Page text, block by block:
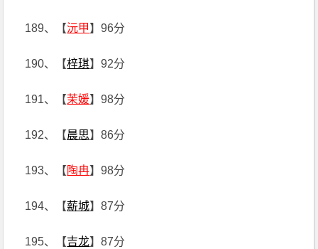
189、【沅甲】96分
190、【梓琪】92分
191、【茉媛】98分
192、【晨思】86分
193、【陶冉】98分
194、【薪城】87分
195、【吉龙】87分